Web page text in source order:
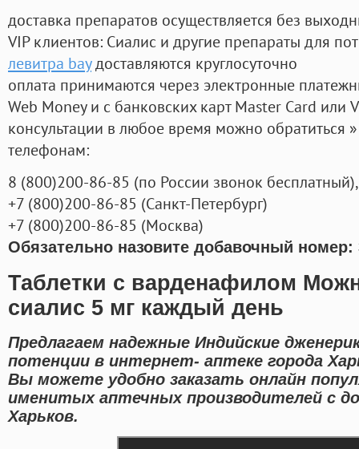
доставка препаратов осуществляется без
VIP клиентов: Сиалис и другие препараты для
левитра bayдоставляются круглосуточно
оплата принимаются через электронные
Web Money и с банковских карт Master Card или
консультации в любое время можно обратиться
телефонам:
8 (800)200-86-85 (по России звонок бесплатный),
+7 (800)200-86-85 (Санкт-Петербург)
+7 (800)200-86-85 (Москва)
Обязательно назовите добавочный номер:
Таблетки с варденафилом
сиалис 5 мг каждый день
Предлагаем надежные Индийские
потенции в интернет- аптеке города
Вы можете удобно заказать онлайн
именитых аптечных производителей с
Харьков.